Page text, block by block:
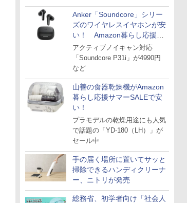
Anker「Soundcore」シリー
ズのワイヤレスイヤホンが安
い！ Amazon暮らし応援サ
マーSALE
アクティブノイキャン対応
「Soundcore P31i」が4990円
など
山善の食器乾燥機がAmazon
暮らし応援サマーSALEで安
い！
プラモデルの乾燥用途にも人気
で話題の「YD-180（LH）」が
セール中
手の届く場所に置いてサッと
掃除できるハンディクリーナ
ー、ニトリが発売
総務省、初学者向け「社会人